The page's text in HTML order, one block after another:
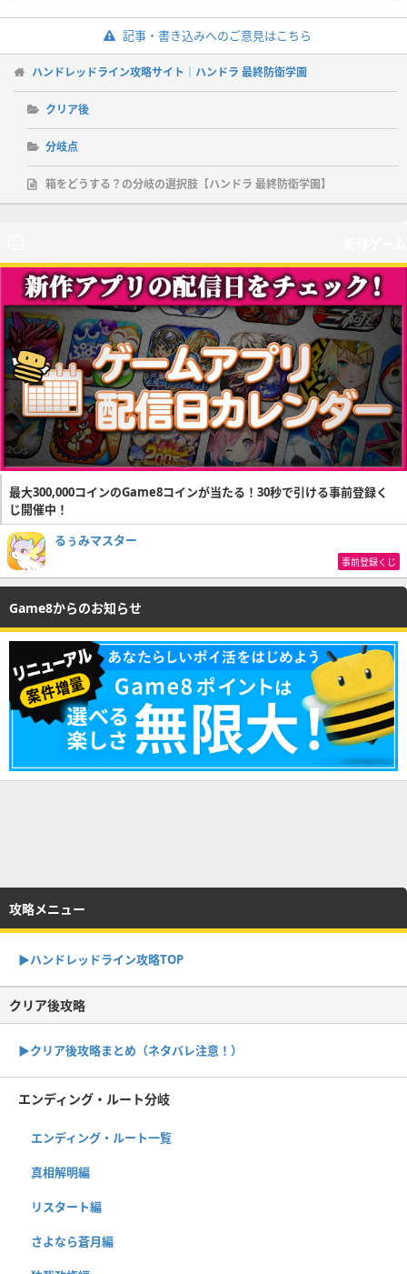
記事・書き込みへのご意見はこちら
ハンドレッドライン攻略サイト｜ハンドラ 最終防衛学園
クリア後
分岐点
箱をどうする？の分岐の選択肢【ハンドラ 最終防衛学園】
最大300,000コインのGame8コインが当たる！30秒で引ける事前登録く
じ開催中！
るぅみマスター
事前登録くじ
Game8からのお知らせ
攻略メニュー
▶︎ハンドレッドライン攻略TOP
クリア後攻略
▶︎クリア後攻略まとめ（ネタバレ注意！）
エンディング・ルート分岐
エンディング・ルート一覧
真相解明編
リスタート編
さよなら蒼月編